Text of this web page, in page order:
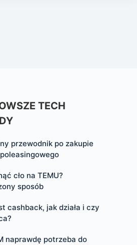
TECH
przewodnik po zakupie
cło na TEMU?
sposób
cashback, jak działa i czy
naprawdę potrzeba do